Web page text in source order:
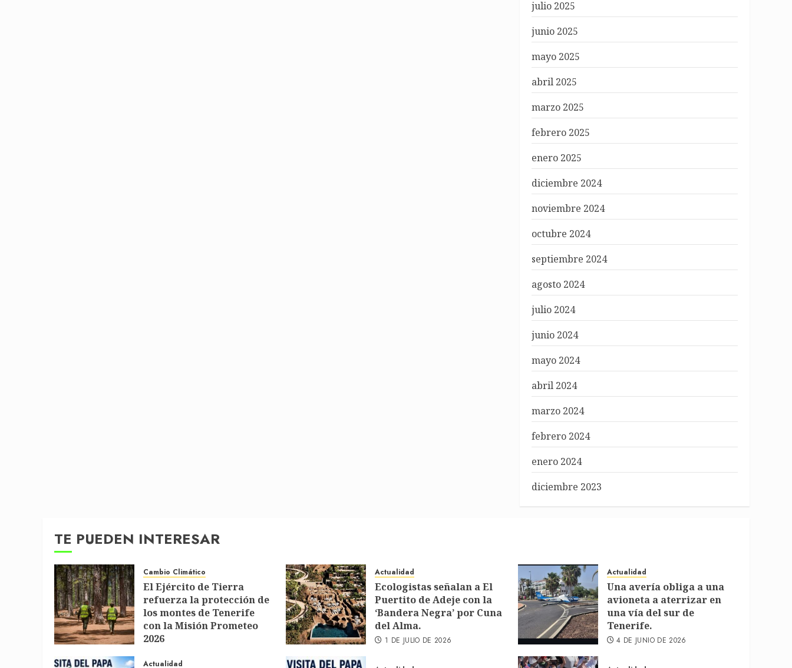
julio 2025
junio 2025
mayo 2025
abril 2025
marzo 2025
febrero 2025
enero 2025
diciembre 2024
noviembre 2024
octubre 2024
septiembre 2024
agosto 2024
julio 2024
junio 2024
mayo 2024
abril 2024
marzo 2024
febrero 2024
enero 2024
diciembre 2023
TE PUEDEN INTERESAR
Cambio Climático
El Ejército de Tierra
refuerza la protección de
los montes de Tenerife
con la Misión Prometeo
2026
Actualidad
Ecologistas señalan a El
Puertito de Adeje con la
‘Bandera Negra’ por Cuna
del Alma.
1 DE JULIO DE 2026
Actualidad
Una avería obliga a una
avioneta a aterrizar en
una vía del sur de
Tenerife.
4 DE JUNIO DE 2026
Actualidad